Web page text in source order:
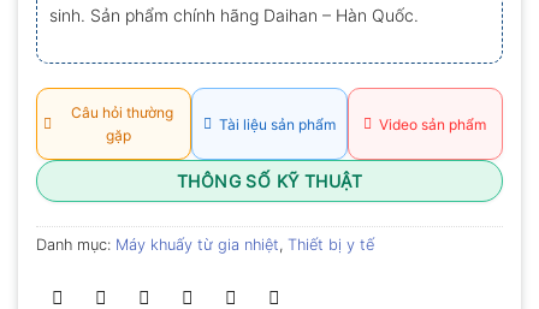
sinh. Sản phẩm chính hãng Daihan – Hàn Quốc.
Câu hỏi thường
gặp
Tài liệu sản phẩm Video sản phẩm
THÔNG SỐ KỸ THUẬT
Danh mục: Máy khuấy từ gia nhiệt, Thiết bị y tế